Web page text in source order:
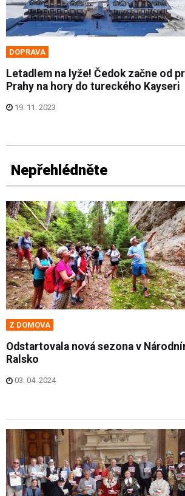
DOPRAVA
Letadlem na lyže! Čedok začne od
Prahy na hory do tureckého Kayseri
19. 11. 2023
Nepřehlédněte
Z DOMOVA
Odstartovala nová sezona v
Ralsko
03. 04. 2024